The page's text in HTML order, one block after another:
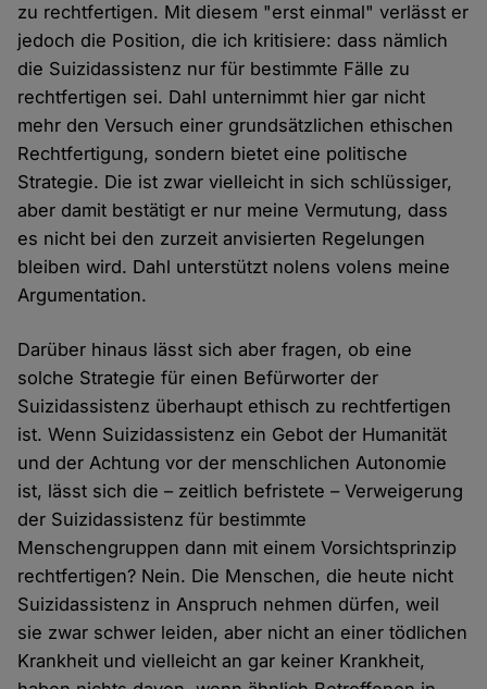
zu rechtfertigen. Mit diesem "erst einmal" verlässt er
jedoch die Position, die ich kritisiere: dass nämlich
die Suizidassistenz nur für bestimmte Fälle zu
rechtfertigen sei. Dahl unternimmt hier gar nicht
mehr den Versuch einer grundsätzlichen ethischen
Rechtfertigung, sondern bietet eine politische
Strategie. Die ist zwar vielleicht in sich schlüssiger,
aber damit bestätigt er nur meine Vermutung, dass
es nicht bei den zurzeit anvisierten Regelungen
bleiben wird. Dahl unterstützt nolens volens meine
Argumentation.
Darüber hinaus lässt sich aber fragen, ob eine
solche Strategie für einen Befürworter der
Suizidassistenz überhaupt ethisch zu rechtfertigen
ist. Wenn Suizidassistenz ein Gebot der Humanität
und der Achtung vor der menschlichen Autonomie
ist, lässt sich die – zeitlich befristete – Verweigerung
der Suizidassistenz für bestimmte
Menschengruppen dann mit einem Vorsichtsprinzip
rechtfertigen? Nein. Die Menschen, die heute nicht
Suizidassistenz in Anspruch nehmen dürfen, weil
sie zwar schwer leiden, aber nicht an einer tödlichen
Krankheit und vielleicht an gar keiner Krankheit,